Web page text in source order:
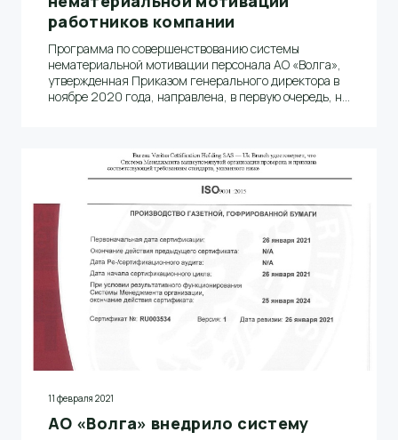
работников компании
Программа по совершенствованию системы
нематериальной мотивации персонала АО «Волга»,
утвержденная Приказом генерального директора в
ноябре 2020 года, направлена, в первую очередь, на
11 февраля 2021
АО «Волга» внедрило систему